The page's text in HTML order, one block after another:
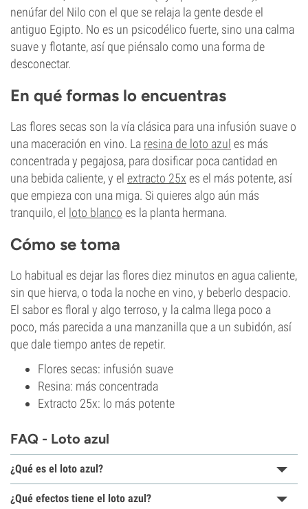
nenúfar del Nilo con el que se relaja la gente desde el
antiguo Egipto. No es un psicodélico fuerte, sino una calma
suave y flotante, así que piénsalo como una forma de
desconectar.
En qué formas lo encuentras
Las flores secas son la vía clásica para una infusión suave o
una maceración en vino. La resina de loto azul es más
concentrada y pegajosa, para dosificar poca cantidad en
una bebida caliente, y el extracto 25x es el más potente, así
que empieza con una miga. Si quieres algo aún más
tranquilo, el loto blanco es la planta hermana.
Cómo se toma
Lo habitual es dejar las flores diez minutos en agua caliente,
sin que hierva, o toda la noche en vino, y beberlo despacio.
El sabor es floral y algo terroso, y la calma llega poco a
poco, más parecida a una manzanilla que a un subidón, así
que dale tiempo antes de repetir.
Flores secas: infusión suave
Resina: más concentrada
Extracto 25x: lo más potente
FAQ - Loto azul
¿Qué es el loto azul?
¿Qué efectos tiene el loto azul?